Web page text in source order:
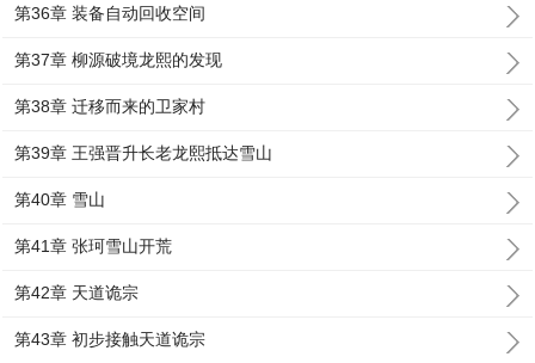
第36章 装备自动回收空间
第37章 柳源破境龙熙的发现
第38章 迁移而来的卫家村
第39章 王强晋升长老龙熙抵达雪山
第40章 雪山
第41章 张珂雪山开荒
第42章 天道诡宗
第43章 初步接触天道诡宗